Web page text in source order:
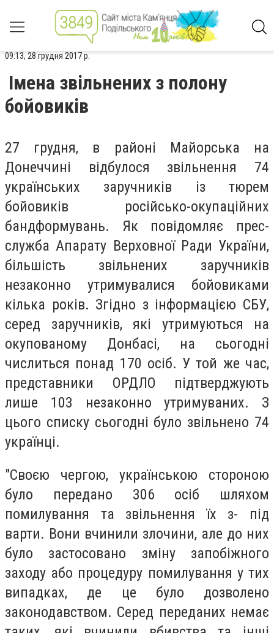
09:13, 28 грудня 2017 р.
Імена звільнених з полону
бойовиків
27 грудня, в районі Майорська на
Донеччині відбулося звільнення 74
українських заручників із тюрем
бойовиків російсько-окупаційних
бандформувань. Як повідомляє прес-
служба Апарату Верховної Ради України,
більшість звільнених заручників
незаконно утримувалися бойовиками
кілька років. Згідно з інформацією СБУ,
серед заручників, які утримуються на
окупованому Донбасі, на сьогодні
числиться понад 170 осіб. У той же час,
представники ОРДЛО підтверджують
лише 103 незаконно утримуваних. З
цього списку сьогодні було звільнено 74
українці.
"Своєю чергою, українською стороною
було передано 306 осіб шляхом
помилування та звільнення їх з- під
варти. Вони вчинили злочини, але до них
було застосовано зміну запобіжного
заходу або процедуру помилування у тих
випадках, де це було дозволено
законодавством. Серед переданих немає